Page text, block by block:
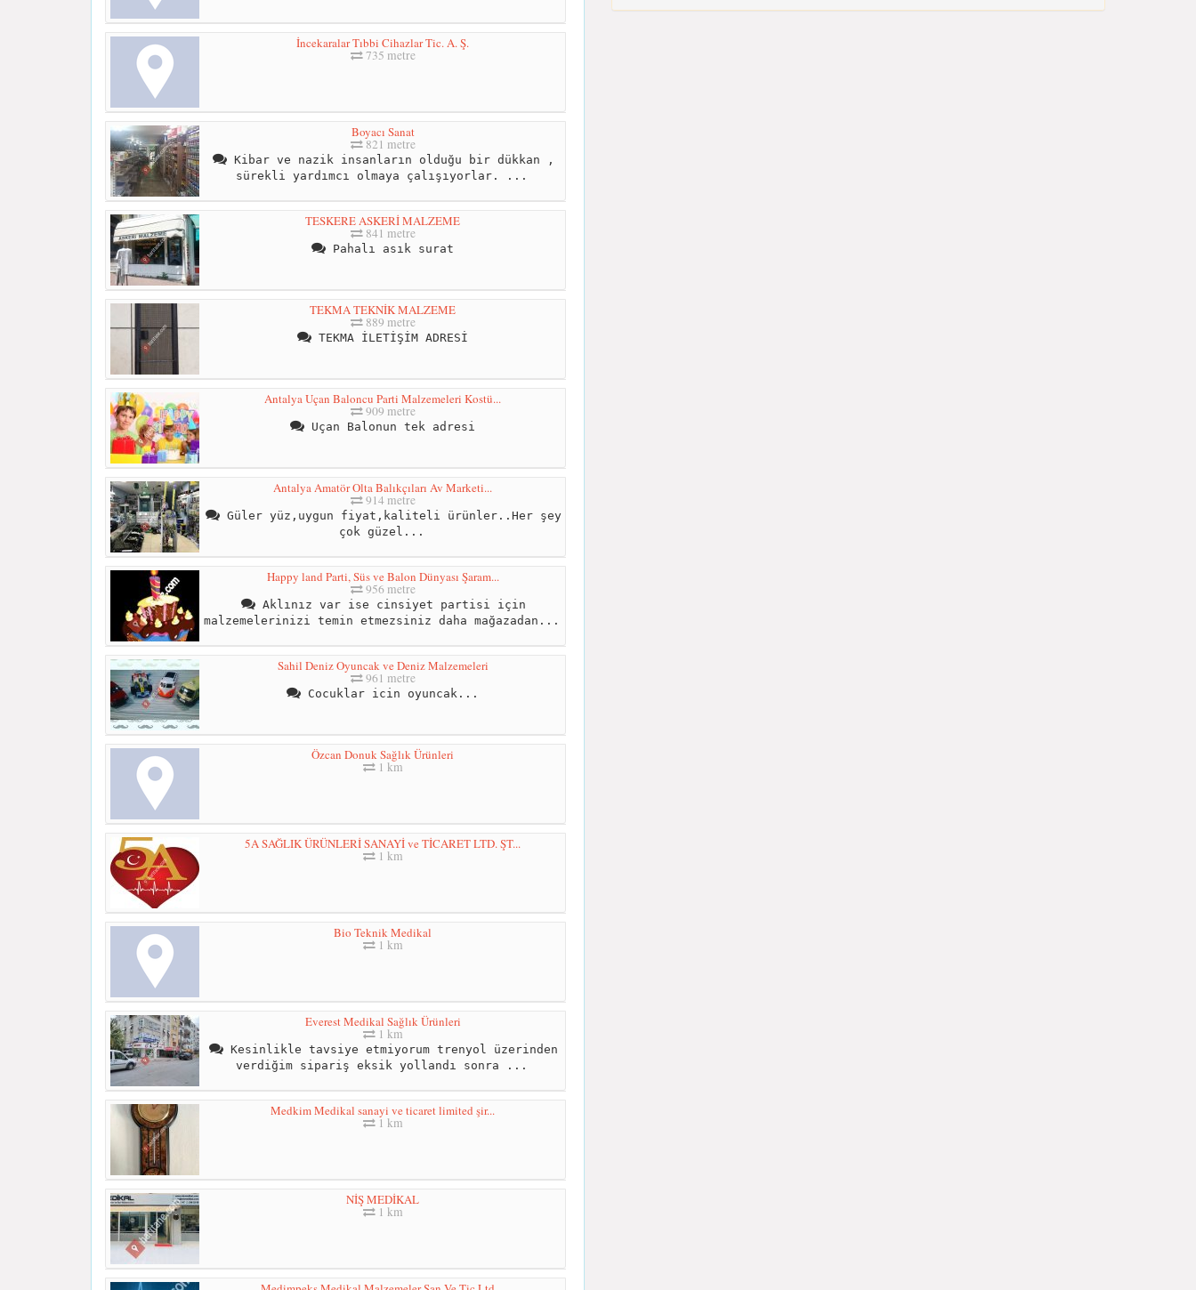
İncekaralar Tıbbi Cihazlar Tic. A. Ş.
735 metre
Boyacı Sanat
821 metre
Kibar ve nazik insanların olduğu bir dükkan ,
sürekli yardımcı olmaya çalışıyorlar. ...
TESKERE ASKERİ MALZEME
841 metre
Pahalı asık surat
TEKMA TEKNİK MALZEME
889 metre
TEKMA İLETİŞİM ADRESİ
Antalya Uçan Baloncu Parti Malzemeleri Kostü...
909 metre
Uçan Balonun tek adresi
Antalya Amatör Olta Balıkçıları Av Marketi...
914 metre
Güler yüz,uygun fiyat,kaliteli ürünler..Her şey
çok güzel...
Happy land Parti, Süs ve Balon Dünyası Şaram...
956 metre
Aklınız var ise cinsiyet partisi için
malzemelerinizi temin etmezsiniz daha mağazadan...
Sahil Deniz Oyuncak ve Deniz Malzemeleri
961 metre
Cocuklar icin oyuncak...
Özcan Donuk Sağlık Ürünleri
1 km
5A SAĞLIK ÜRÜNLERİ SANAYİ ve TİCARET LTD. ŞT...
1 km
Bio Teknik Medikal
1 km
Everest Medikal Sağlık Ürünleri
1 km
Kesinlikle tavsiye etmiyorum trenyol üzerinden
verdiğim sipariş eksik yollandı sonra ...
Medkim Medikal sanayi ve ticaret limited şir...
1 km
NİŞ MEDİKAL
1 km